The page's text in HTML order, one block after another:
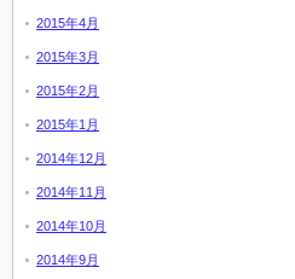
2015年4月
2015年3月
2015年2月
2015年1月
2014年12月
2014年11月
2014年10月
2014年9月